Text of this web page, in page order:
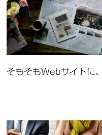
そもそもWebサイトに